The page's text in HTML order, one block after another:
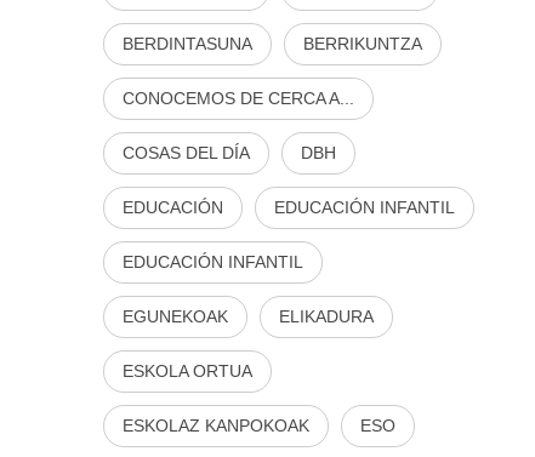
BERDINTASUNA BERRIKUNTZA
CONOCEMOS DE CERCA A...
COSAS DEL DÍA DBH
EDUCACIÓN EDUCACIÓN INFANTIL
EDUCACIÓN INFANTIL
EGUNEKOAK ELIKADURA
ESKOLA ORTUA
ESKOLAZ KANPOKOAK ESO